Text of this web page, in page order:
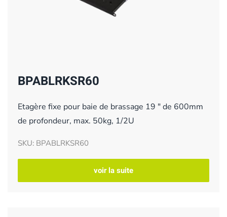
BPABLRKSR60
Etagère fixe pour baie de brassage 19 " de 600mm
de profondeur, max. 50kg, 1/2U
SKU: BPABLRKSR60
voir la suite